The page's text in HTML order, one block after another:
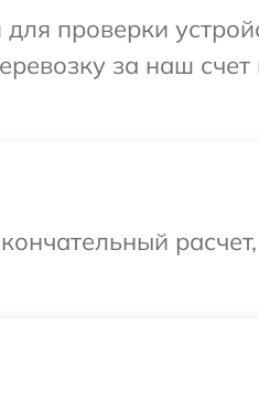
проверки
за наш